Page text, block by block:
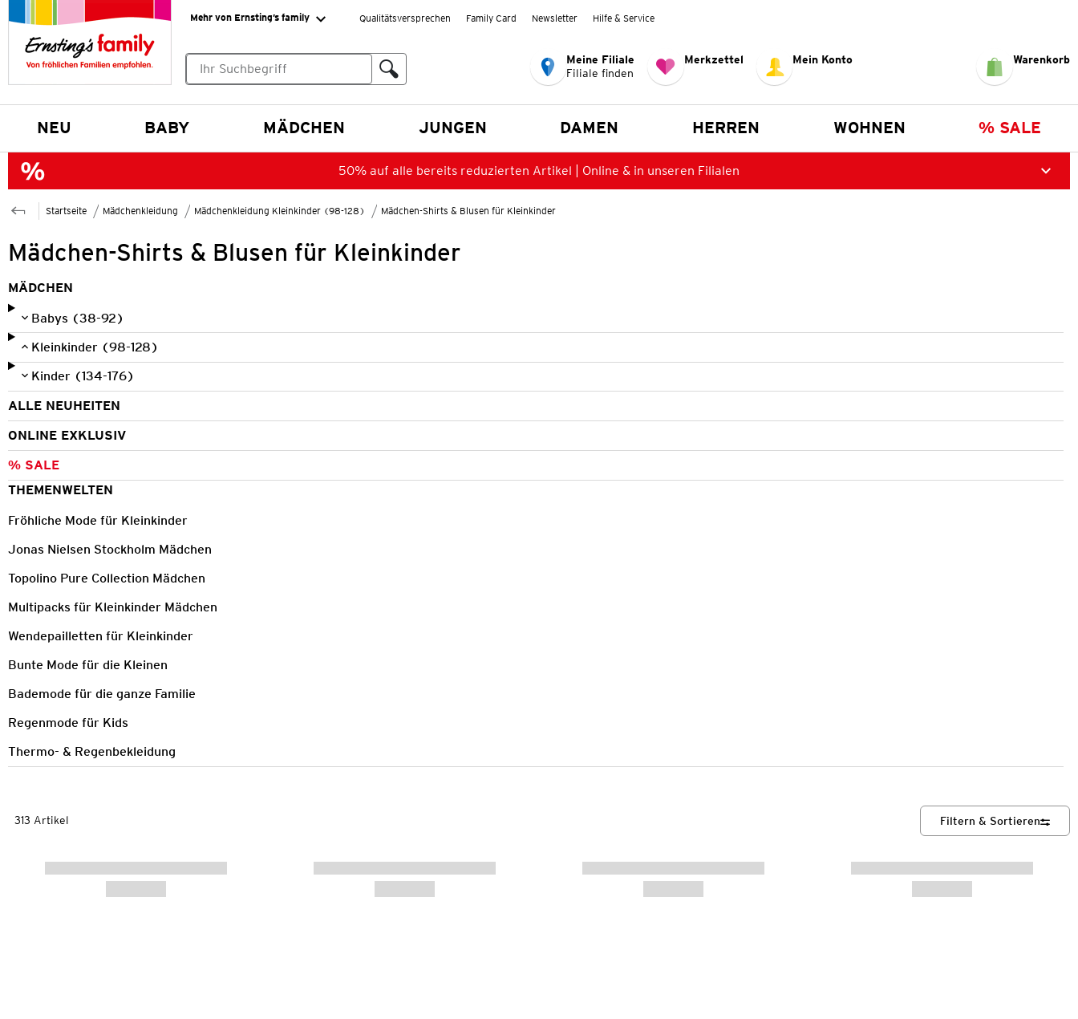
Mehr von Ernsting’s family Qualitätsversprechen Family Card Newsletter Hilfe & Service
Meine Filiale
Filiale finden
Merkzettel Mein Konto Warenkorb
NEU BABY MÄDCHEN JUNGEN DAMEN HERREN WOHNEN % SALE
50% auf alle bereits reduzierten Artikel | Online & in unseren Filialen
Startseite Mädchenkleidung Mädchenkleidung Kleinkinder (98-128) Mädchen-Shirts & Blusen für Kleinkinder
Mädchen-Shirts & Blusen für Kleinkinder
MÄDCHEN
Babys (38-92)
Kleinkinder (98-128)
Kinder (134-176)
ALLE NEUHEITEN
ONLINE EXKLUSIV
% SALE
THEMENWELTEN
Fröhliche Mode für Kleinkinder
Jonas Nielsen Stockholm Mädchen
Topolino Pure Collection Mädchen
Multipacks für Kleinkinder Mädchen
Wendepailletten für Kleinkinder
Bunte Mode für die Kleinen
Bademode für die ganze Familie
Regenmode für Kids
Thermo- & Regenbekleidung
313 Artikel Filtern & Sortieren